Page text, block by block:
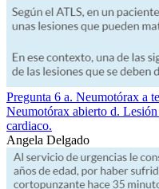
Pregunta 6 a. Neumotórax a
Neumotórax abierto d.
cardiaco.
Angela Delgado